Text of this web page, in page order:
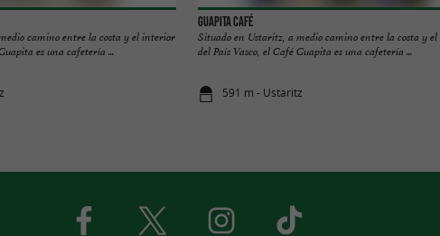
camino entre la costa y el interior
es una cafetería ...
Guapita café
Situado en Ustaritz, a medio camino entre la costa y
del País Vasco, el Café Guapita es una cafetería ...
591 m - Ustaritz